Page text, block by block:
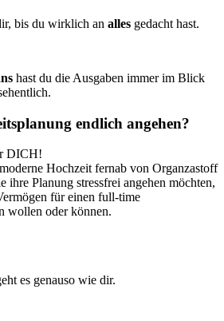
bis du wirklich an alles gedacht hast.
hast du die Ausgaben immer im Blick
endlich angehen?
DICH!
Hochzeit fernab von Organzastoff
ihre Planung stressfrei angehen möchten,
für einen full-time
wollen oder können.
es genauso wie dir.